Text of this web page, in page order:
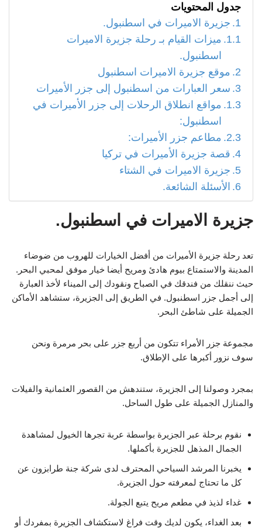
جدول المحتويات
جزيرة الاميرات في اسطنبول.
ميزات القيام بـ رحلة جزيرة الاميرات
اسطنبول.
موقع جزيرة الاميرات اسطنبول
سعر العبارات من اسطنبول إلى جزر الأميرات
مواقع انطلاق الرحلات إلى جزر الأميرات في
اسطنبول:
مطاعم جزر الأميرات:
قصة جزيرة الأميرات في تركيا
جزيرة الاميرات في الشتاء
الأسئلة الشائعة.
جزيرة الاميرات في اسطنبول.
تعد رحلة جزيرة الأميرات من أفضل الخيارات للهروب من ضوضاء
المدينة والاستمتاع بيوم هادئ ومريح أيضا خيار موفق لمحبي البحر.
حيث ننقلك من فندقك في الصباح ونقودك إلى الميناء لأخذ العبارة
إلى أجمل جزر اسطنبول. في الطريق إلى الجزيرة، ستشاهد الأماكن
الجميلة على شاطئ البحر.
مجموعة جزر الأمراء تتكون من أربع جزر على بحر مرمرة ونحن
سوف نزور أكبرها على الإطلاق.
بمجرد وصولنا إلى الجزيرة، ستندهش من القصور العثمانية والفيلات
والمنازل الجميلة على طول الساحل.
نقوم برحلة عبر الجزيرة بواسطة عربة تجرها الخيول لمشاهدة
الجمال المذهل للجزيرة بأكملها.
يخبرنا المرشد السياحي المحترف لدى شركة جنة طرابزون عن
كل ما تحتاج لمعرفته حول الجزيرة.
غداء لذيذ في مطعم مريح يتبع الجولة.
بعد الغداء، يكون لديك وقت فراغ لاستكشاف الجزيرة بمفردك أو